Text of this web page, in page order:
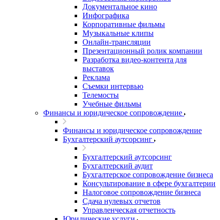
Документальное кино
Инфографика
Корпоративные фильмы
Музыкальные клипы
Онлайн-трансляции
Презентационный ролик компании
Разработка видео-контента для
выставок
Реклама
Съемки интервью
Телемосты
Учебные фильмы
Финансы и юридическое сопровождение
Финансы и юридическое сопровождение
Бухгалтерский аутсорсинг
Бухгалтерский аутсорсинг
Бухгалтерский аудит
Бухгалтерское сопровождение бизнеса
Консультирование в сфере бухгалтерии
Налоговое сопровождение бизнеса
Сдача нулевых отчетов
Управленческая отчетность